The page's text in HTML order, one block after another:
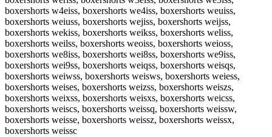
boxershorts w4eiss, boxershorts we4iss, boxershorts weuiss,
boxershorts weiuss, boxershorts wejiss, boxershorts weijss,
boxershorts wekiss, boxershorts weikss, boxershorts weliss,
boxershorts weilss, boxershorts weoiss, boxershorts weioss,
boxershorts we8iss, boxershorts wei8ss, boxershorts we9iss,
boxershorts wei9ss, boxershorts weiqss, boxershorts weisqs,
boxershorts weiwss, boxershorts weisws, boxershorts weiess,
boxershorts weises, boxershorts weizss, boxershorts weiszs,
boxershorts weixss, boxershorts weisxs, boxershorts weicss,
boxershorts weiscs, boxershorts weissq, boxershorts weissw,
boxershorts weisse, boxershorts weissz, boxershorts weissx,
boxershorts weissc